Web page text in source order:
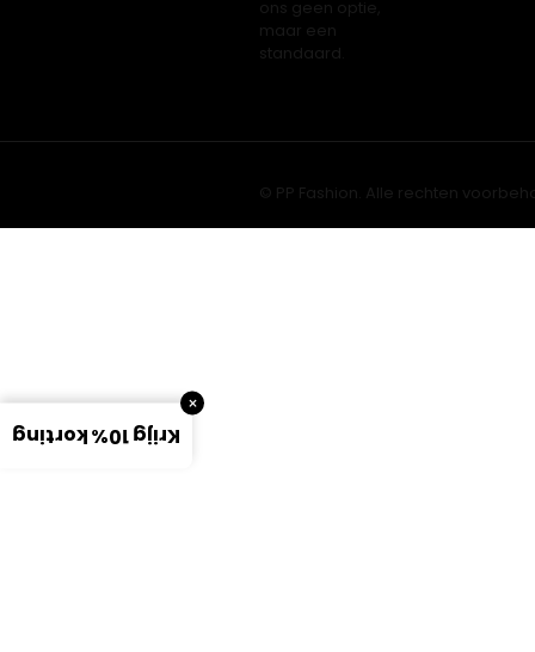
ons geen optie,
maar een
standaard.
© PP Fashion. Alle rechten
Krijg 10% korting
×